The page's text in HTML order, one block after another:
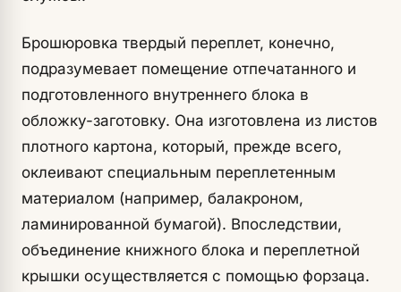
Брошюровка твердый переплет, конечно,
подразумевает помещение отпечатанного и
подготовленного внутреннего блока в
обложку-заготовку. Она изготовлена из листов
плотного картона, который, прежде всего,
оклеивают специальным переплетенным
материалом (например, балакроном,
ламинированной бумагой). Впоследствии,
объединение книжного блока и переплетной
крышки осуществляется с помощью форзаца.